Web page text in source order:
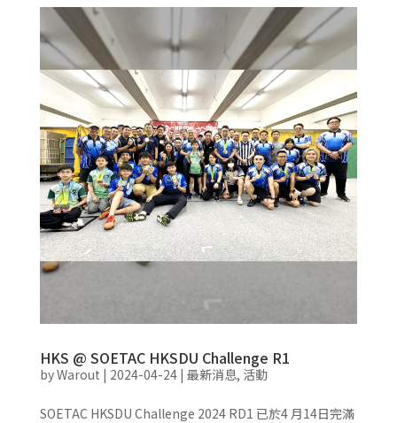
HKS @ SOETAC HKSDU Challenge R1
byWarout | 2024-04-24| 最新消息, 活動
SOETAC HKSDU Challenge 2024 RD1 已於4 月14日完滿